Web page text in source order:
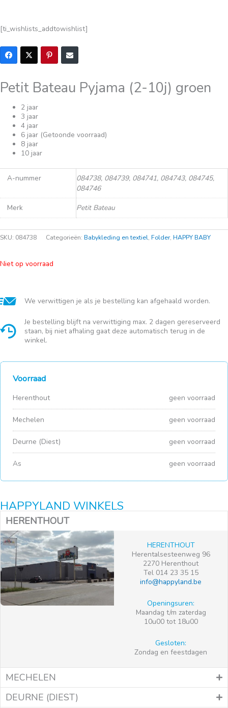
[ti_wishlists_addtowishlist]
Petit Bateau Pyjama (2-10j) groen
2 jaar
3 jaar
4 jaar
6 jaar (Getoonde voorraad)
8 jaar
10 jaar
A-nummer
084738, 084739, 084741, 084743, 084745,
084746
Merk
Petit Bateau
SKU: 084738 Categorieën: Babykleding en textiel, Folder, HAPPY BABY
Niet op voorraad
We verwittigen je als je bestelling kan afgehaald worden.
Je bestelling blijft na verwittiging max. 2 dagen gereserveerd
staan, bij niet afhaling gaat deze automatisch terug in de
winkel.
Voorraad
Herenthout geen voorraad
Mechelen geen voorraad
Deurne (Diest) geen voorraad
As geen voorraad
HAPPYLAND WINKELS
HERENTHOUT
HERENTHOUT
Herentalsesteenweg 96
2270 Herenthout
Tel 014 23 35 15
info@happyland.be
Openingsuren:
Maandag t/m zaterdag
10u00 tot 18u00
Gesloten:
Zondag en feestdagen
MECHELEN
DEURNE (DIEST)